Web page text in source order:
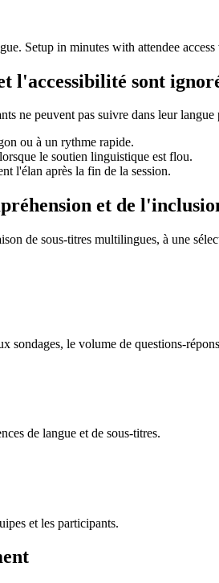
Setup in minutes with attendee
l'accessibilité sont
ne peuvent pas suivre dans leur
ou à un rythme rapide.
le soutien linguistique est flou.
l'élan après la fin de la session.
et de
de sous-titres multilingues, à une
le volume de questions-
de langue et de sous-titres.
et les participants.